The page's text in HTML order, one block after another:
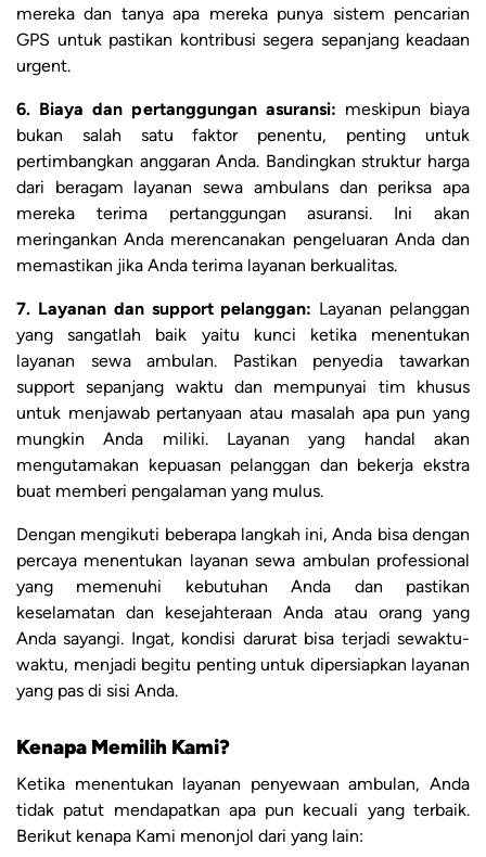
mereka dan tanya apa mereka punya sistem pencarian
GPS untuk pastikan kontribusi segera sepanjang keadaan
urgent.
6. Biaya dan pertanggungan asuransi: meskipun biaya
bukan salah satu faktor penentu, penting untuk
pertimbangkan anggaran Anda. Bandingkan struktur harga
dari beragam layanan sewa ambulans dan periksa apa
mereka terima pertanggungan asuransi. Ini akan
meringankan Anda merencanakan pengeluaran Anda dan
memastikan jika Anda terima layanan berkualitas.
7. Layanan dan support pelanggan: Layanan pelanggan
yang sangatlah baik yaitu kunci ketika menentukan
layanan sewa ambulan. Pastikan penyedia tawarkan
support sepanjang waktu dan mempunyai tim khusus
untuk menjawab pertanyaan atau masalah apa pun yang
mungkin Anda miliki. Layanan yang handal akan
mengutamakan kepuasan pelanggan dan bekerja ekstra
buat memberi pengalaman yang mulus.
Dengan mengikuti beberapa langkah ini, Anda bisa dengan
percaya menentukan layanan sewa ambulan professional
yang memenuhi kebutuhan Anda dan pastikan
keselamatan dan kesejahteraan Anda atau orang yang
Anda sayangi. Ingat, kondisi darurat bisa terjadi sewaktu-
waktu, menjadi begitu penting untuk dipersiapkan layanan
yang pas di sisi Anda.
Kenapa Memilih Kami?
Ketika menentukan layanan penyewaan ambulan, Anda
tidak patut mendapatkan apa pun kecuali yang terbaik.
Berikut kenapa Kami menonjol dari yang lain: